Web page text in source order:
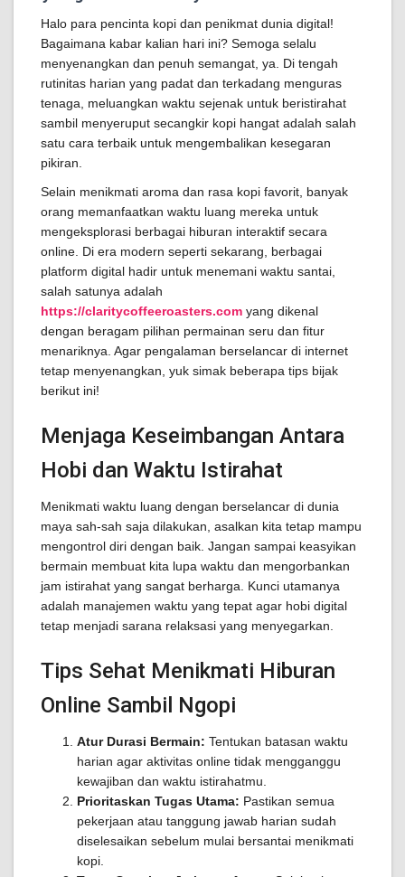
Halo para pencinta kopi dan penikmat dunia digital!
Bagaimana kabar kalian hari ini? Semoga selalu
menyenangkan dan penuh semangat, ya. Di tengah
rutinitas harian yang padat dan terkadang menguras
tenaga, meluangkan waktu sejenak untuk beristirahat
sambil menyeruput secangkir kopi hangat adalah salah
satu cara terbaik untuk mengembalikan kesegaran
pikiran.
Selain menikmati aroma dan rasa kopi favorit, banyak
orang memanfaatkan waktu luang mereka untuk
mengeksplorasi berbagai hiburan interaktif secara
online. Di era modern seperti sekarang, berbagai
platform digital hadir untuk menemani waktu santai,
salah satunya adalah
https://claritycoffeeroasters.com yang dikenal
dengan beragam pilihan permainan seru dan fitur
menariknya. Agar pengalaman berselancar di internet
tetap menyenangkan, yuk simak beberapa tips bijak
berikut ini!
Menjaga Keseimbangan Antara
Hobi dan Waktu Istirahat
Menikmati waktu luang dengan berselancar di dunia
maya sah-sah saja dilakukan, asalkan kita tetap mampu
mengontrol diri dengan baik. Jangan sampai keasyikan
bermain membuat kita lupa waktu dan mengorbankan
jam istirahat yang sangat berharga. Kunci utamanya
adalah manajemen waktu yang tepat agar hobi digital
tetap menjadi sarana relaksasi yang menyegarkan.
Tips Sehat Menikmati Hiburan
Online Sambil Ngopi
Atur Durasi Bermain: Tentukan batasan waktu
harian agar aktivitas online tidak mengganggu
kewajiban dan waktu istirahatmu.
Prioritaskan Tugas Utama: Pastikan semua
pekerjaan atau tanggung jawab harian sudah
diselesaikan sebelum mulai bersantai menikmati
kopi.